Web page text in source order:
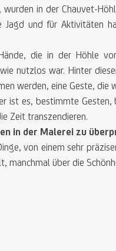
in der Chauvet-
und für Aktivitäten
die in der Höhle
nutzlos war. Hinter
werden, eine Geste,
ist es, bestimmte
Zeit transzendieren.
in der Malerei zu
von einem sehr
manchmal über die